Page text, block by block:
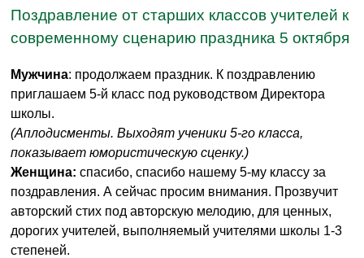
Поздравление от старших классов учителей к
современному сценарию праздника 5 октября
Мужчина: продолжаем праздник. К поздравлению
приглашаем 5-й класс под руководством Директора
школы.
(Аплодисменты. Выходят ученики 5-го класса,
показывает юмористическую сценку.)
Женщина: спасибо, спасибо нашему 5-му классу за
поздравления. А сейчас просим внимания. Прозвучит
авторский стих под авторскую мелодию, для ценных,
дорогих учителей, выполняемый учителями школы 1-3
степеней.